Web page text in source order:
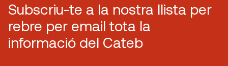
Subscriu-te a la nostra llista per
rebre per email tota la
informació del Cateb